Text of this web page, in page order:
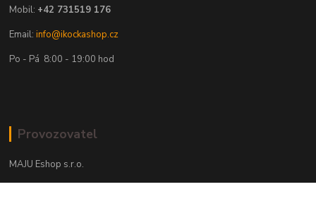
Mobil: +42 731519 176
Email:info@ikockashop.cz
Po - Pá 8:00 - 19:00 hod
Provozovatel
MAJU Eshop s.r.o.